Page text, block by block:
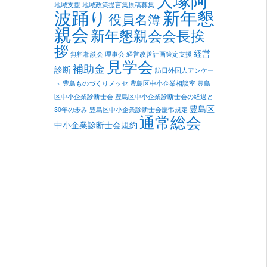
地域支援 地域政策提言集原稿募集
波踊り 役員名簿新年懇
親会新年懇親会会長挨
拶 無料相談会 理事会 経営改善計画策定支援 経営
診断補助金 見学会 訪日外国人アンケー
ト 豊島ものづくりメッセ 豊島区中小企業相談室 豊島
区中小企業診断士会 豊島区中小企業診断士会の経過と
30年の歩み 豊島区中小企業診断士会慶弔規定 豊島区
中小企業診断士会規約 通常総会